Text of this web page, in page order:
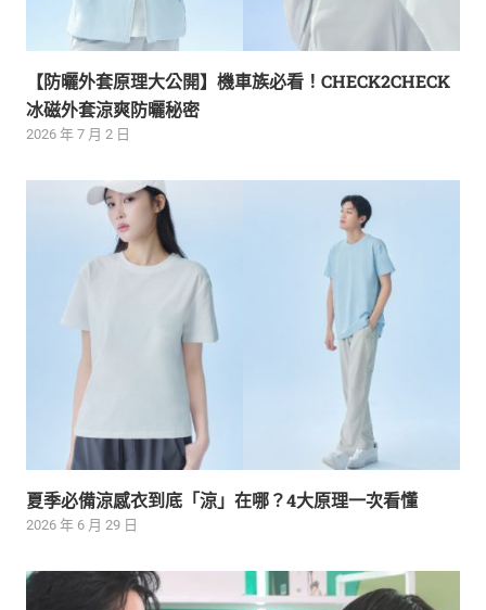
【防曬外套原理大公開】機車族必看！CHECK2CHECK
冰磁外套涼爽防曬秘密
2026 年 7 月 2 日
夏季必備涼感衣到底「涼」在哪？4大原理一次看懂
2026 年 6 月 29 日